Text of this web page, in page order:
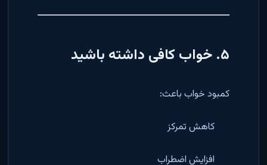
۵. خواب کافی داشته باشید
کمبود خواب باعث:
کاهش تمرکز
افزایش اضطراب